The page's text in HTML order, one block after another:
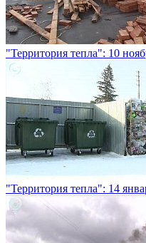
"Территория тепла": 10
"Территория тепла": 14